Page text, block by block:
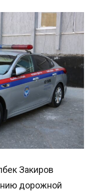
Закиров
дорожной